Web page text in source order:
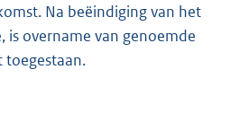
Na beëindiging van het
is overname van genoemde
toegestaan.